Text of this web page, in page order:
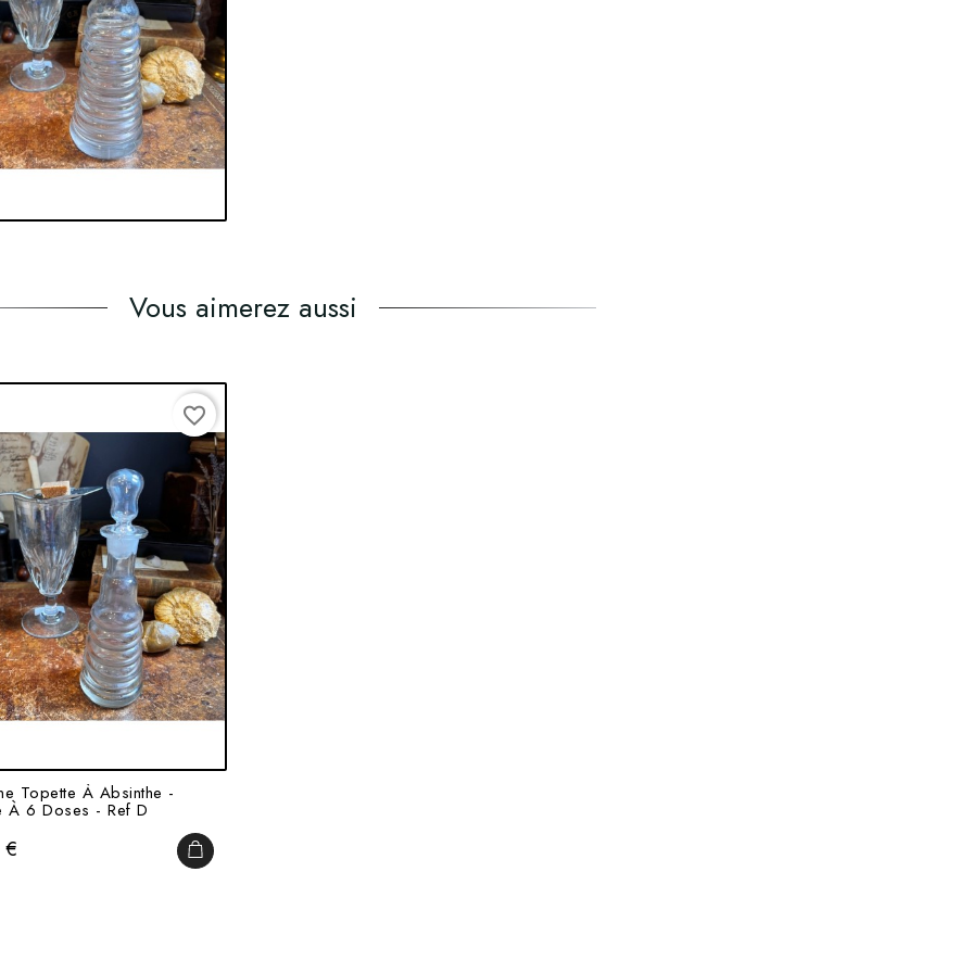
Vous aimerez aussi
Topette À Absinthe -
À 6 Doses - Ref D
€ AJOUTER AU PANIER
favorite_border